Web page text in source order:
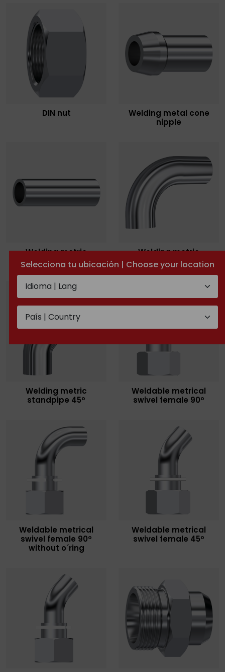
Selecciona tu ubicación | Choose your location
DIN nut
Welding metal cone
nipple
Welding metric
standpipe
Welding metric
standpipe 90º
Welding metric
standpipe 45º
Weldable metrical
swivel female 90º
Weldable metrical
swivel female 90º
without o´ring
Weldable metrical
swivel female 45º